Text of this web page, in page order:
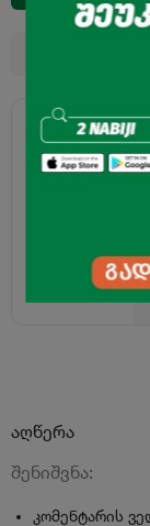
აღწერა
შენიშვნა:
კომენტარის